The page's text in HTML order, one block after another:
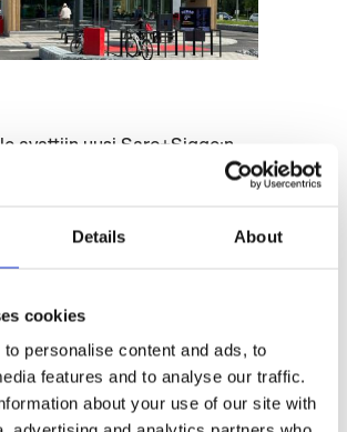
Details About
cookies
personalise content and ads, to
features and to analyse our traffic.
about your use of our site with
avattiin uusi Sarc+Sigge:n